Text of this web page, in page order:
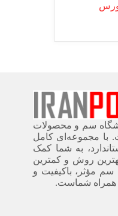
سم و محصولات
با مجموعه‌ای کامل
به شما کمک
روش و کمترین
سم مؤثر، باکیفیت و
همراه شماست.